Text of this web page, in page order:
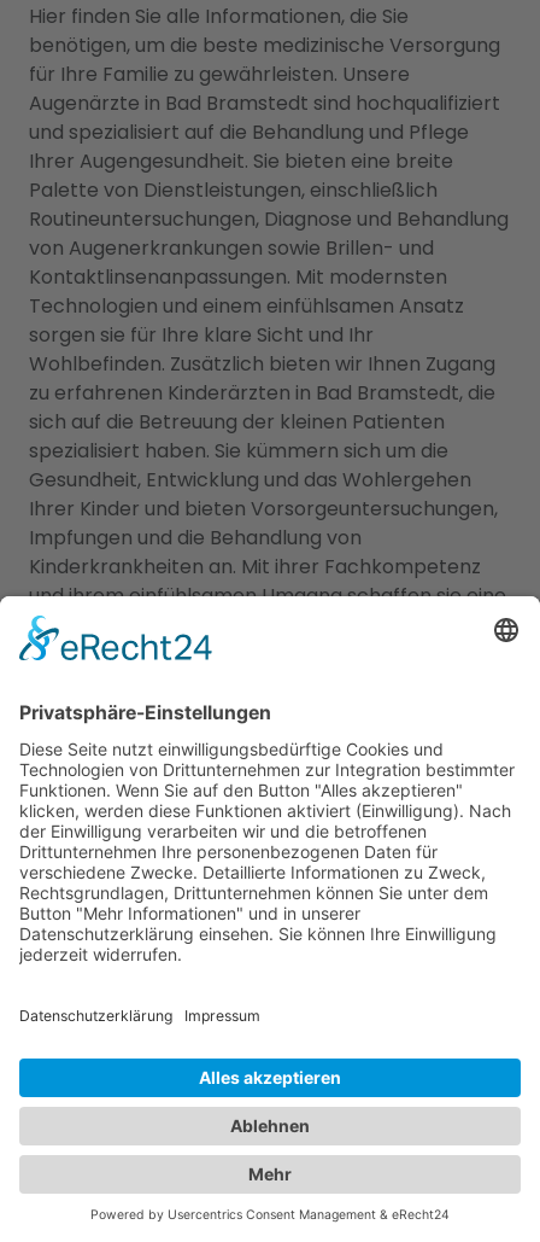
Hier finden Sie alle Informationen, die Sie
benötigen, um die beste medizinische Versorgung
für Ihre Familie zu gewährleisten. Unsere
Augenärzte in Bad Bramstedt sind hochqualifiziert
und spezialisiert auf die Behandlung und Pflege
Ihrer Augengesundheit. Sie bieten eine breite
Palette von Dienstleistungen, einschließlich
Routineuntersuchungen, Diagnose und Behandlung
von Augenerkrankungen sowie Brillen- und
Kontaktlinsenanpassungen. Mit modernsten
Technologien und einem einfühlsamen Ansatz
sorgen sie für Ihre klare Sicht und Ihr
Wohlbefinden. Zusätzlich bieten wir Ihnen Zugang
zu erfahrenen Kinderärzten in Bad Bramstedt, die
sich auf die Betreuung der kleinen Patienten
spezialisiert haben. Sie kümmern sich um die
Gesundheit, Entwicklung und das Wohlergehen
Ihrer Kinder und bieten Vorsorgeuntersuchungen,
Impfungen und die Behandlung von
Kinderkrankheiten an. Mit ihrer Fachkompetenz
und ihrem einfühlsamen Umgang schaffen sie eine
vertrauensvolle Atmosphäre für Ihre Familie.
Vertrauen Sie auf unser Branchenportal, um den
zu finden. Sorgen Sie dafür, dass die Gesundheit
Ihrer Augen und die Ihrer Familie in den besten
Händen sind.
Jetzt Augenarzt finden!
Das ist nah!
Branchenbuch
Für Unternehmen